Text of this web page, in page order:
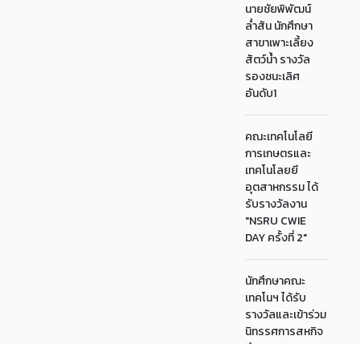
นายชัยพิพัฒน์
ล่ำสัน นักศึกษา
สาขาเพาะเลี้ยง
สัตว์น้ำ รางวัล
รองชนะเลิศ
อันดับ1
คณะเทคโนโลยี
การเกษตรและ
เทคโนโลยยี
อุตสาหกรรม ได้
รับรางวัลงาน
"NSRU CWIE
DAY ครั้งที่ 2"
นักศึกษาคณะ
เทคโนฯ ได้รับ
รางวัลและเข้าร่วม
นิทรรศการสหกิจ